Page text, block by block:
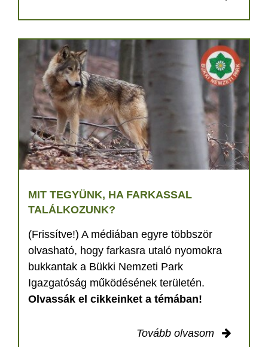
MIT TEGYÜNK, HA FARKASSAL
TALÁLKOZUNK?
(Frissítve!) A médiában egyre többször
olvasható, hogy farkasra utaló nyomokra
bukkantak a Bükki Nemzeti Park
Igazgatóság működésének területén.
Olvassák el cikkeinket a témában!
Tovább olvasom